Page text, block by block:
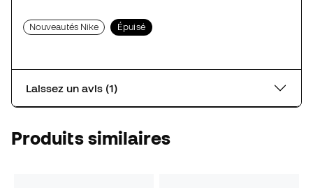
Nouveautés Nike Épuisé
Laissez un avis (1)
Produits similaires